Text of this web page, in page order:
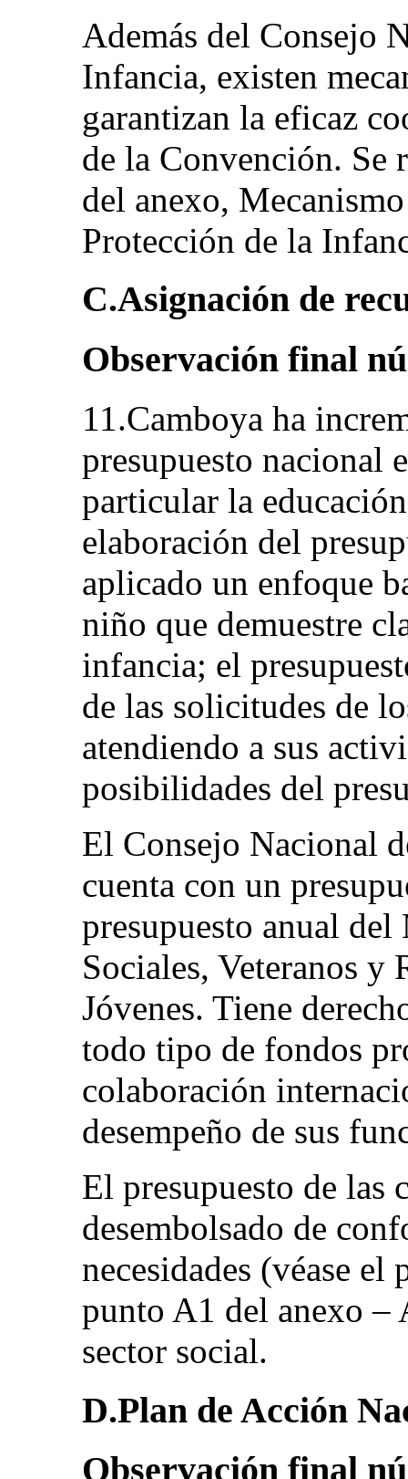
Además del Consejo
Infancia, existen
garantizan la eficaz
de la Convención. Se
del anexo,
Protección de la
C.Asignación de
Observación final
11.Camboya ha
presupuesto nacional
particular la
elaboración del
aplicado un enfoque
niño que demuestre
infancia; el
de las solicitudes de
atendiendo a sus
posibilidades del
El Consejo Nacional
cuenta con un
presupuesto anual
Sociales, Veteranos y
Jóvenes. Tiene
todo tipo de fondos
colaboración
desempeño de sus
El presupuesto de las
desembolsado de
necesidades (véase el
punto A1 del anexo –
sector social.
D.Plan de Acción
Observación final